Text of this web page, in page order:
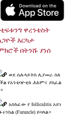
ዋረንቴስት
እርካታ
በትንሹ ያነሰ
ወደ ሴሉላይትስ ሊያመራ ስለ
የአንቲባዮቲክ ሕክምና ያስፈል
አስከፊው የ folliculitis አይነ
(Furuncle) ይባላል።